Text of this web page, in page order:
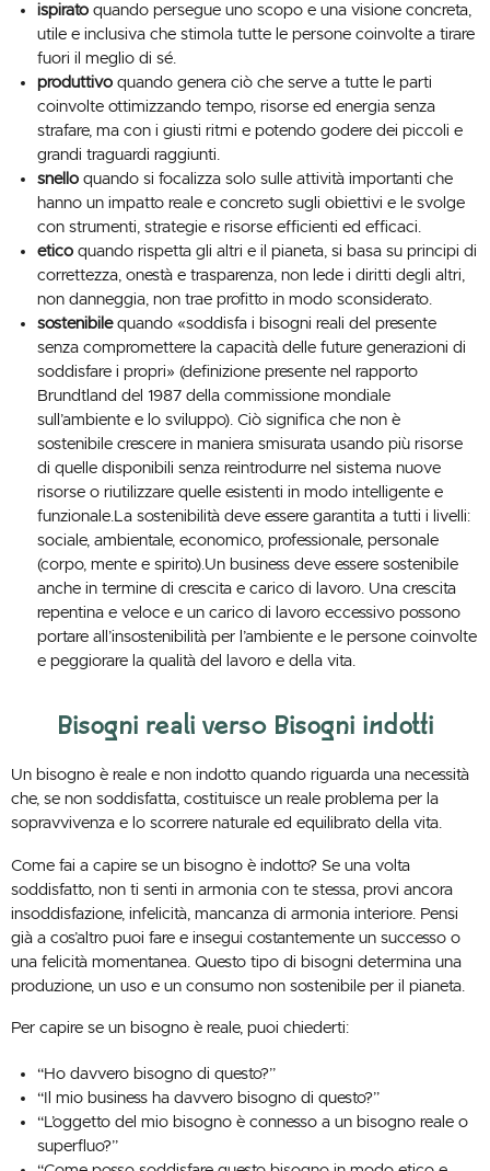
ispiratoquando persegue uno scopo e una visione concreta,
utile e inclusiva che stimola tutte le persone coinvolte a tirare
fuori il meglio di sé.
produttivoquando genera ciò che serve a tutte le parti
coinvolte ottimizzando tempo, risorse ed energia senza
strafare, ma con i giusti ritmi e potendo godere dei piccoli e
grandi traguardi raggiunti.
snelloquando si focalizza solo sulle attività importanti che
hanno un impatto reale e concreto sugli obiettivi e le svolge
con strumenti, strategie e risorse efficienti ed efficaci.
eticoquando rispetta gli altri e il pianeta, si basa su principi di
correttezza, onestà e trasparenza, non lede i diritti degli altri,
non danneggia, non trae profitto in modo sconsiderato.
sostenibilequando «soddisfa i bisogni reali del presente
senza compromettere la capacità delle future generazioni di
soddisfare i propri» (definizione presente nel rapporto
Brundtland del 1987 della commissione mondiale
sull’ambiente e lo sviluppo). Ciò significa che non è
sostenibile crescere in maniera smisurata usando più risorse
di quelle disponibili senza reintrodurre nel sistema nuove
risorse o riutilizzare quelle esistenti in modo intelligente e
funzionale.La sostenibilità deve essere garantita a tutti i livelli:
sociale, ambientale, economico, professionale, personale
(corpo, mente e spirito).Un business deve essere sostenibile
anche in termine di crescita e carico di lavoro. Una crescita
repentina e veloce e un carico di lavoro eccessivo possono
portare all’insostenibilità per l’ambiente e le persone coinvolte
e peggiorare la qualità del lavoro e della vita.
Bisogni reali verso Bisogni indotti
Un bisogno è reale e non indotto quando riguarda una necessità
che, se non soddisfatta, costituisce un reale problema per la
sopravvivenza e lo scorrere naturale ed equilibrato della vita.
Come fai a capire se un bisogno è indotto? Se una volta
soddisfatto, non ti senti in armonia con te stessa, provi ancora
insoddisfazione, infelicità, mancanza di armonia interiore. Pensi
già a cos’altro puoi fare e insegui costantemente un successo o
una felicità momentanea. Questo tipo di bisogni determina una
produzione, un uso e un consumo non sostenibile per il pianeta.
Per capire se un bisogno è reale, puoi chiederti:
“Ho davvero bisogno di questo?”
“Il mio business ha davvero bisogno di questo?”
“L’oggetto del mio bisogno è connesso a un bisogno reale o
superfluo?”